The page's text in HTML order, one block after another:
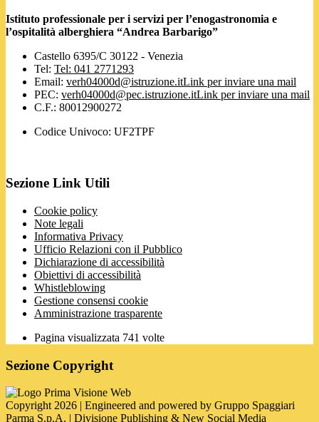
Istituto professionale per i servizi per l’enogastronomia e
l’ospitalità alberghiera “Andrea Barbarigo”
Castello 6395/C 30122 - Venezia
Tel: Tel: 041 2771293
Email: verh04000d@istruzione.itLink per inviare una mail
PEC: verh04000d@pec.istruzione.itLink per inviare una mail
C.F.: 80012900272
Codice Univoco: UF2TPF
Sezione Link Utili
Cookie policy
Note legali
Informativa Privacy
Ufficio Relazioni con il Pubblico
Dichiarazione di accessibilità
Obiettivi di accessibilità
Whistleblowing
Gestione consensi cookie
Amministrazione trasparente
Pagina visualizzata 741 volte
Sezione Copyright
Copyright 2026 | Engineered and powered by Gruppo Spaggiari
Parma S.p.A. | Divisione Publishing & New Social Media